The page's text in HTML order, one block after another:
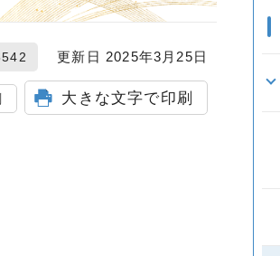
更新日 2025年3月25日
大きな文字で印刷